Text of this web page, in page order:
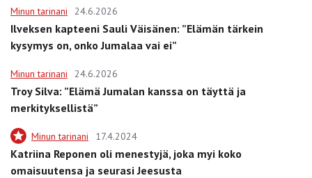
Minun tarinani 24.6.2026
Ilveksen kapteeni Sauli Väisänen: ”Elämän tärkein
kysymys on, onko Jumalaa vai ei”
Minun tarinani 24.6.2026
Troy Silva: ”Elämä Jumalan kanssa on täyttä ja
merkityksellistä”
Minun tarinani 17.4.2024
Katriina Reponen oli menestyjä, joka myi koko
omaisuutensa ja seurasi Jeesusta